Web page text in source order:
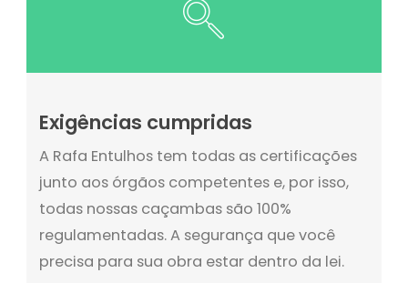
Exigências cumpridas
A Rafa Entulhos tem todas as certificações
junto aos órgãos competentes e, por isso,
todas nossas caçambas são 100%
regulamentadas. A segurança que você
precisa para sua obra estar dentro da lei.